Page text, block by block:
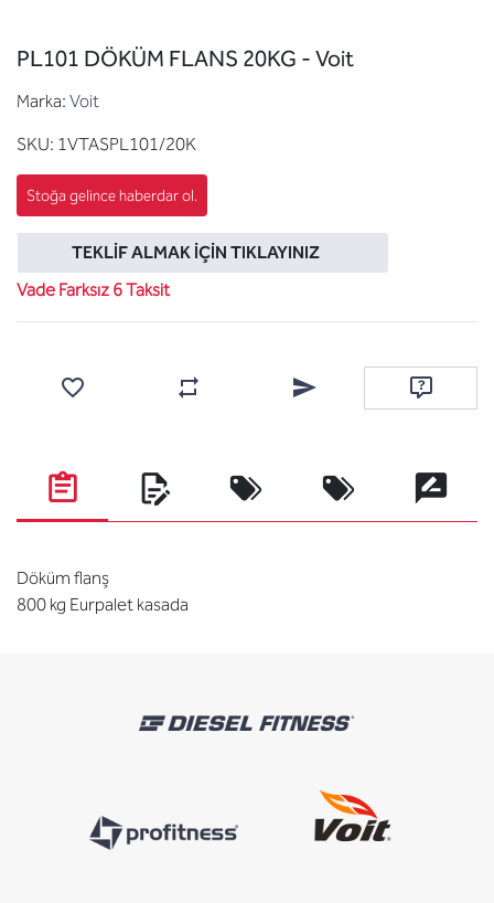
PL101 DÖKÜM FLANS 20KG - Voit
Marka: Voit
SKU: 1VTASPL101/20K
TEKLIF ALMAK İÇIN TIKLAYINIZ
Vade Farksız 6 Taksit
Karşılaştırma listesine ekleArkadaşına e-posta ile
Soru sor
Döküm flanş
800 kg Eurpalet kasada